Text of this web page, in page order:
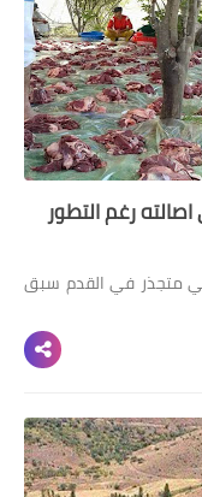
رغم التطور
متجذر في القدم سبق